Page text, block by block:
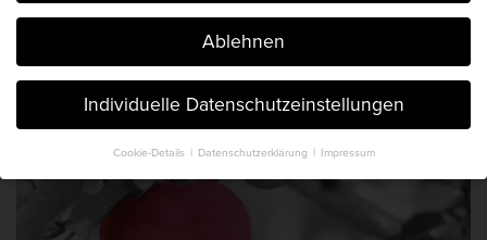
Der Blog von Chris Michalk & Phil
Böhm. Seit 2014.Ablehnen
Individuelle Datenschutzeinstellungen
Cookie-Details Datenschutzerklärung Impressum
Datenschutzeinstellungen
Hier finden Sie eine Übersicht über alle verwendeten Cookies. Sie